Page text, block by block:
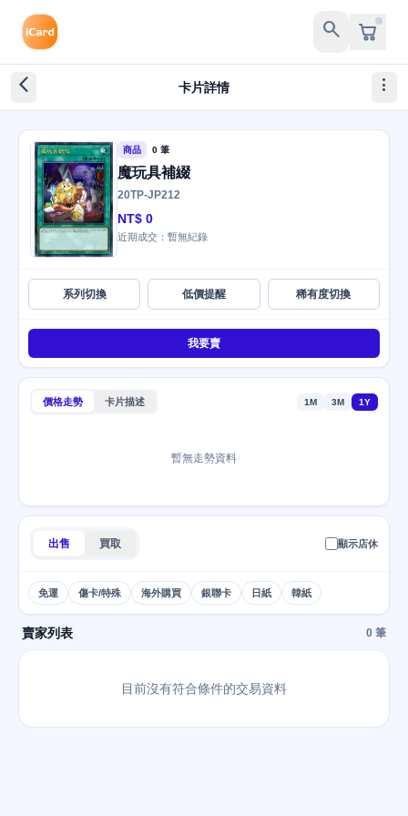
search
arrow_back_ios_new 卡片詳情 more_vert
商品 0 筆
魔玩具補綴
20TP-JP212
NT$ 0
近期成交：暫無紀錄
系列切換 低價提醒 稀有度切換
我要賣
價格走勢 卡片描述 1M 3M 1Y
暫無走勢資料
出售 買取 顯示店休
免運 傷卡/特殊 海外購買 銀聯卡 日紙 韓紙
賣家列表 0 筆
目前沒有符合條件的交易資料